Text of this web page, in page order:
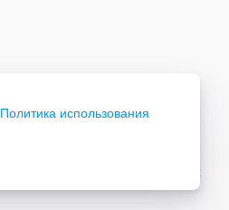
Политика использования